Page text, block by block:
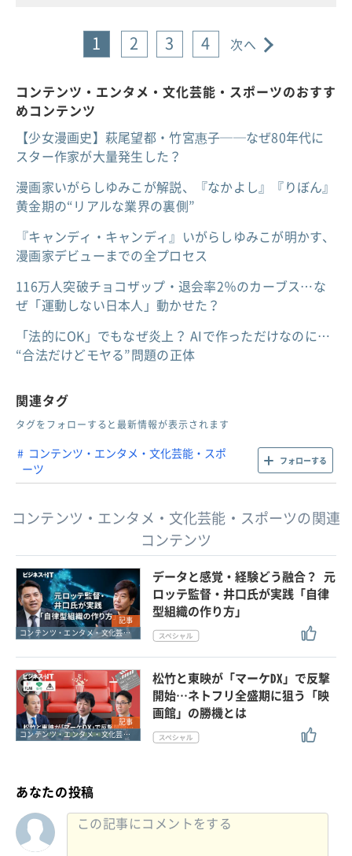
1 2 3 4 次へ
コンテンツ・エンタメ・文化芸能・スポーツのおすす
めコンテンツ
【少女漫画史】萩尾望都・竹宮惠子──なぜ80年代に
スター作家が大量発生した？
漫画家いがらしゆみこが解説、『なかよし』『りぼん』
黄金期の“リアルな業界の裏側”
『キャンディ・キャンディ』いがらしゆみこが明かす、
漫画家デビューまでの全プロセス
116万人突破チョコザップ・退会率2％のカーブス…な
ぜ「運動しない日本人」動かせた？
「法的にOK」でもなぜ炎上？ AIで作っただけなのに…
“合法だけどモヤる”問題の正体
関連タグ
タグをフォローすると最新情報が表示されます
コンテンツ・エンタメ・文化芸能・スポ
ーツ
フォローする
コンテンツ・エンタメ・文化芸能・スポーツの関連
コンテンツ
記事
コンテンツ・エンタメ・文化芸能・スポーツ
データと感覚・経験どう融合？ 元
ロッテ監督・井口氏が実践「自律
型組織の作り方」
記事
コンテンツ・エンタメ・文化芸能・スポーツ
松竹と東映が「マーケDX」で反撃
開始…ネトフリ全盛期に狙う「映
画館」の勝機とは
あなたの投稿